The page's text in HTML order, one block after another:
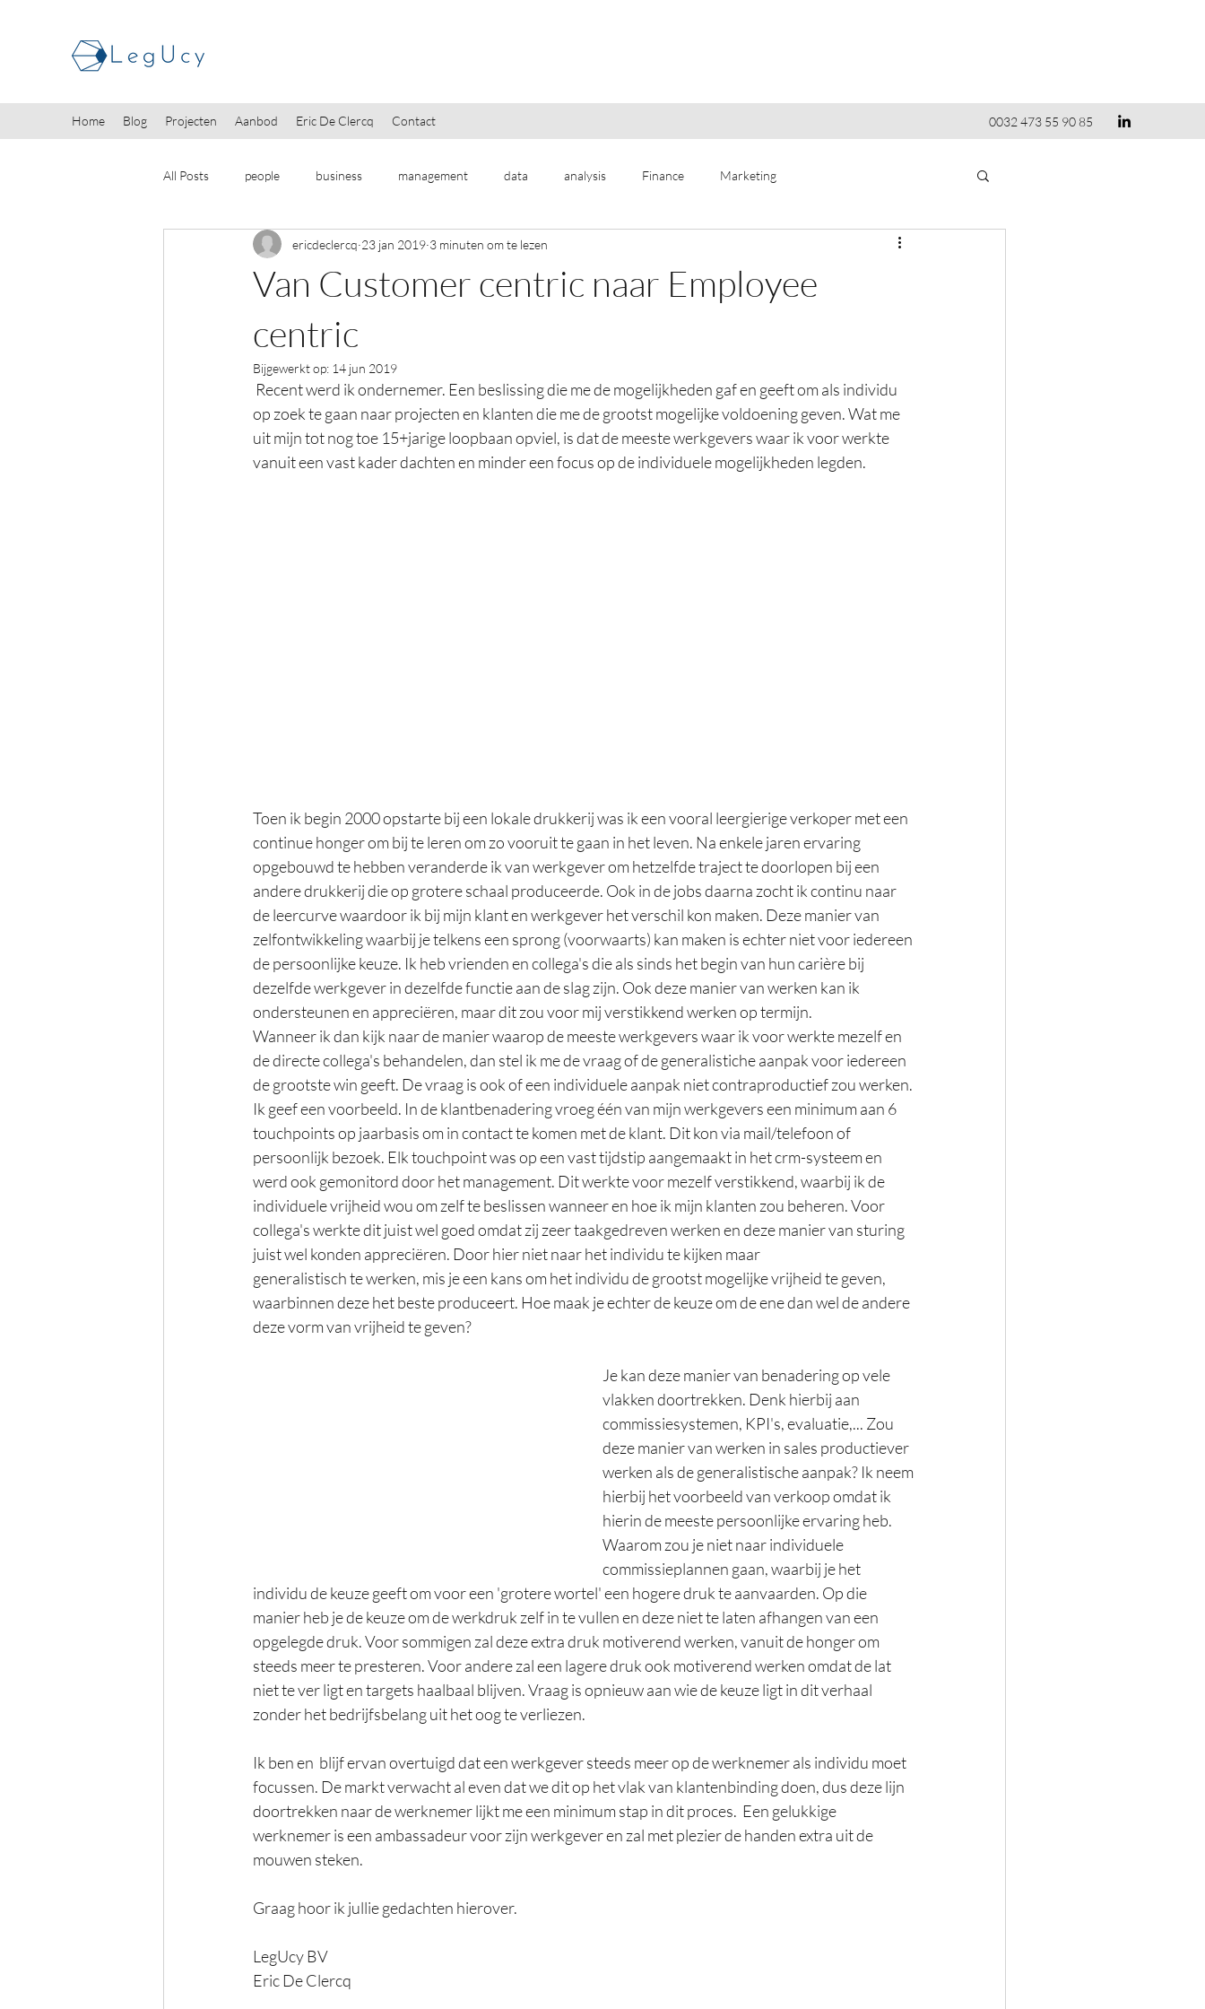
Home Blog Projecten Aanbod Eric De Clercq Contact 0032 473 55 90 85
All Posts people business management data analysis Finance Marketing
Van Customer centric naar Employee
centric
ericdeclercq 23 jan 2019 3 minuten om te lezen
Bijgewerkt op: 14 jun 2019
op zoek te gaan naar projecten en klanten die me de grootst mogelijke voldoening geven. Wat me
uit mijn tot nog toe 15+jarige loopbaan opviel, is dat de meeste werkgevers waar ik voor werkte
vanuit een vast kader dachten en minder een focus op de individuele mogelijkheden legden.
Toen ik begin 2000 opstarte bij een lokale drukkerij was ik een vooral leergierige verkoper met een
continue honger om bij te leren om zo vooruit te gaan in het leven. Na enkele jaren ervaring
opgebouwd te hebben veranderde ik van werkgever om hetzelfde traject te doorlopen bij een
andere drukkerij die op grotere schaal produceerde. Ook in de jobs daarna zocht ik continu naar
de leercurve waardoor ik bij mijn klant en werkgever het verschil kon maken. Deze manier van
zelfontwikkeling waarbij je telkens een sprong (voorwaarts) kan maken is echter niet voor iedereen
de persoonlijke keuze. Ik heb vrienden en collega's die als sinds het begin van hun carière bij
dezelfde werkgever in dezelfde functie aan de slag zijn. Ook deze manier van werken kan ik
ondersteunen en appreciëren, maar dit zou voor mij verstikkend werken op termijn.
Wanneer ik dan kijk naar de manier waarop de meeste werkgevers waar ik voor werkte mezelf en
de directe collega's behandelen, dan stel ik me de vraag of de generalistiche aanpak voor iedereen
de grootste win geeft. De vraag is ook of een individuele aanpak niet contraproductief zou werken.
Ik geef een voorbeeld. In de klantbenadering vroeg één van mijn werkgevers een minimum aan 6
touchpoints op jaarbasis om in contact te komen met de klant. Dit kon via mail/telefoon of
persoonlijk bezoek. Elk touchpoint was op een vast tijdstip aangemaakt in het crm-systeem en
werd ook gemonitord door het management. Dit werkte voor mezelf verstikkend, waarbij ik de
individuele vrijheid wou om zelf te beslissen wanneer en hoe ik mijn klanten zou beheren. Voor
collega's werkte dit juist wel goed omdat zij zeer taakgedreven werken en deze manier van sturing
juist wel konden appreciëren. Door hier niet naar het individu te kijken maar
generalistisch te werken, mis je een kans om het individu de grootst mogelijke vrijheid te geven,
waarbinnen deze het beste produceert. Hoe maak je echter de keuze om de ene dan wel de andere
deze vorm van vrijheid te geven?
Je kan deze manier van benadering op vele
vlakken doortrekken. Denk hierbij aan
commissiesystemen, KPI's, evaluatie,... Zou
deze manier van werken in sales productiever
werken als de generalistische aanpak? Ik neem
hierbij het voorbeeld van verkoop omdat ik
hierin de meeste persoonlijke ervaring heb.
Waarom zou je niet naar individuele
commissieplannen gaan, waarbij je het
individu de keuze geeft om voor een 'grotere wortel' een hogere druk te aanvaarden. Op die
manier heb je de keuze om de werkdruk zelf in te vullen en deze niet te laten afhangen van een
opgelegde druk. Voor sommigen zal deze extra druk motiverend werken, vanuit de honger om
steeds meer te presteren. Voor andere zal een lagere druk ook motiverend werken omdat de lat
niet te ver ligt en targets haalbaal blijven. Vraag is opnieuw aan wie de keuze ligt in dit verhaal
zonder het bedrijfsbelang uit het oog te verliezen.
Ik ben en  blijf ervan overtuigd dat een werkgever steeds meer op de werknemer als individu moet
focussen. De markt verwacht al even dat we dit op het vlak van klantenbinding doen, dus deze lijn
doortrekken naar de werknemer lijkt me een minimum stap in dit proces.  Een gelukkige
werknemer is een ambassadeur voor zijn werkgever en zal met plezier de handen extra uit de
mouwen steken.
Graag hoor ik jullie gedachten hierover.
LegUcy BV
Eric De Clercq